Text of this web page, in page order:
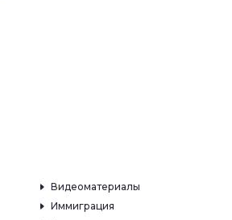
Видеоматериалы
Иммиграция